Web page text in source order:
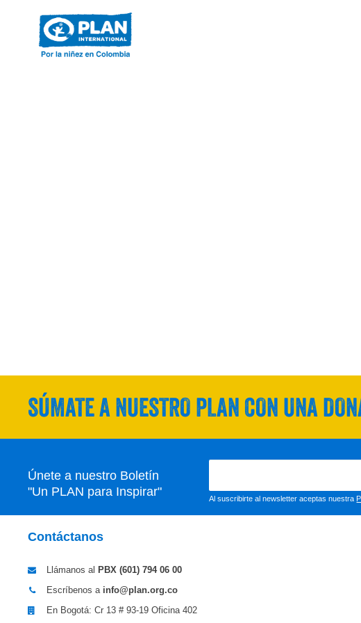
SÚMATE A NUESTRO PLAN CON UNA
Únete a nuestro Boletín
"Un PLAN para Inspirar"
Al suscribirte al newsletter aceptas nuestra
Contáctanos
Llámanos al PBX (601) 794 06 00
Escríbenos a info@plan.org.co
En Bogotá: Cr 13 # 93-19 Oficina 402